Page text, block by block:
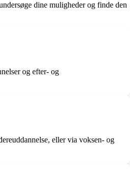
dine muligheder og finde den
og efter- og
eller via voksen- og